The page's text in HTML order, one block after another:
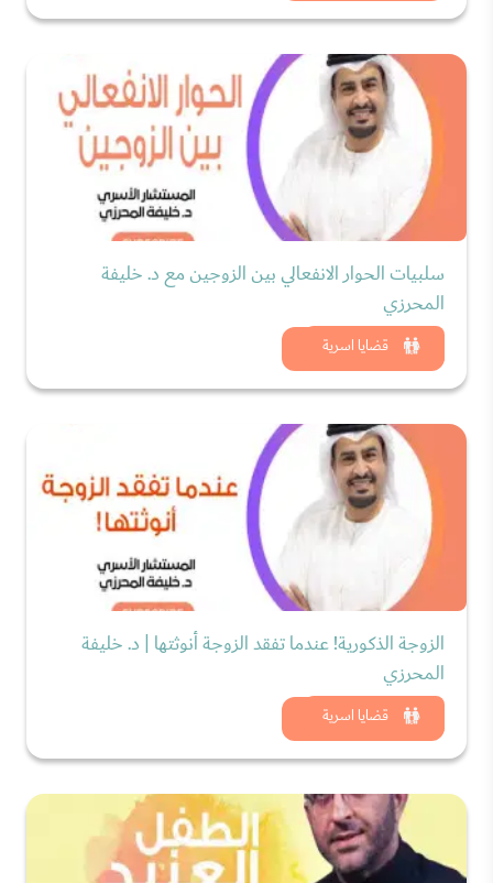
قضايا اسرية
سلبيات الحوار الانفعالي بين الزوجين مع د. خليفة
المحرزي
شاهد الان
قضايا اسرية
الزوجة الذكورية! عندما تفقد الزوجة أنوثتها | د. خليفة
المحرزي
شاهد الان